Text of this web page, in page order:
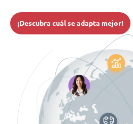
¡Descubra cuál se adapta mejor!